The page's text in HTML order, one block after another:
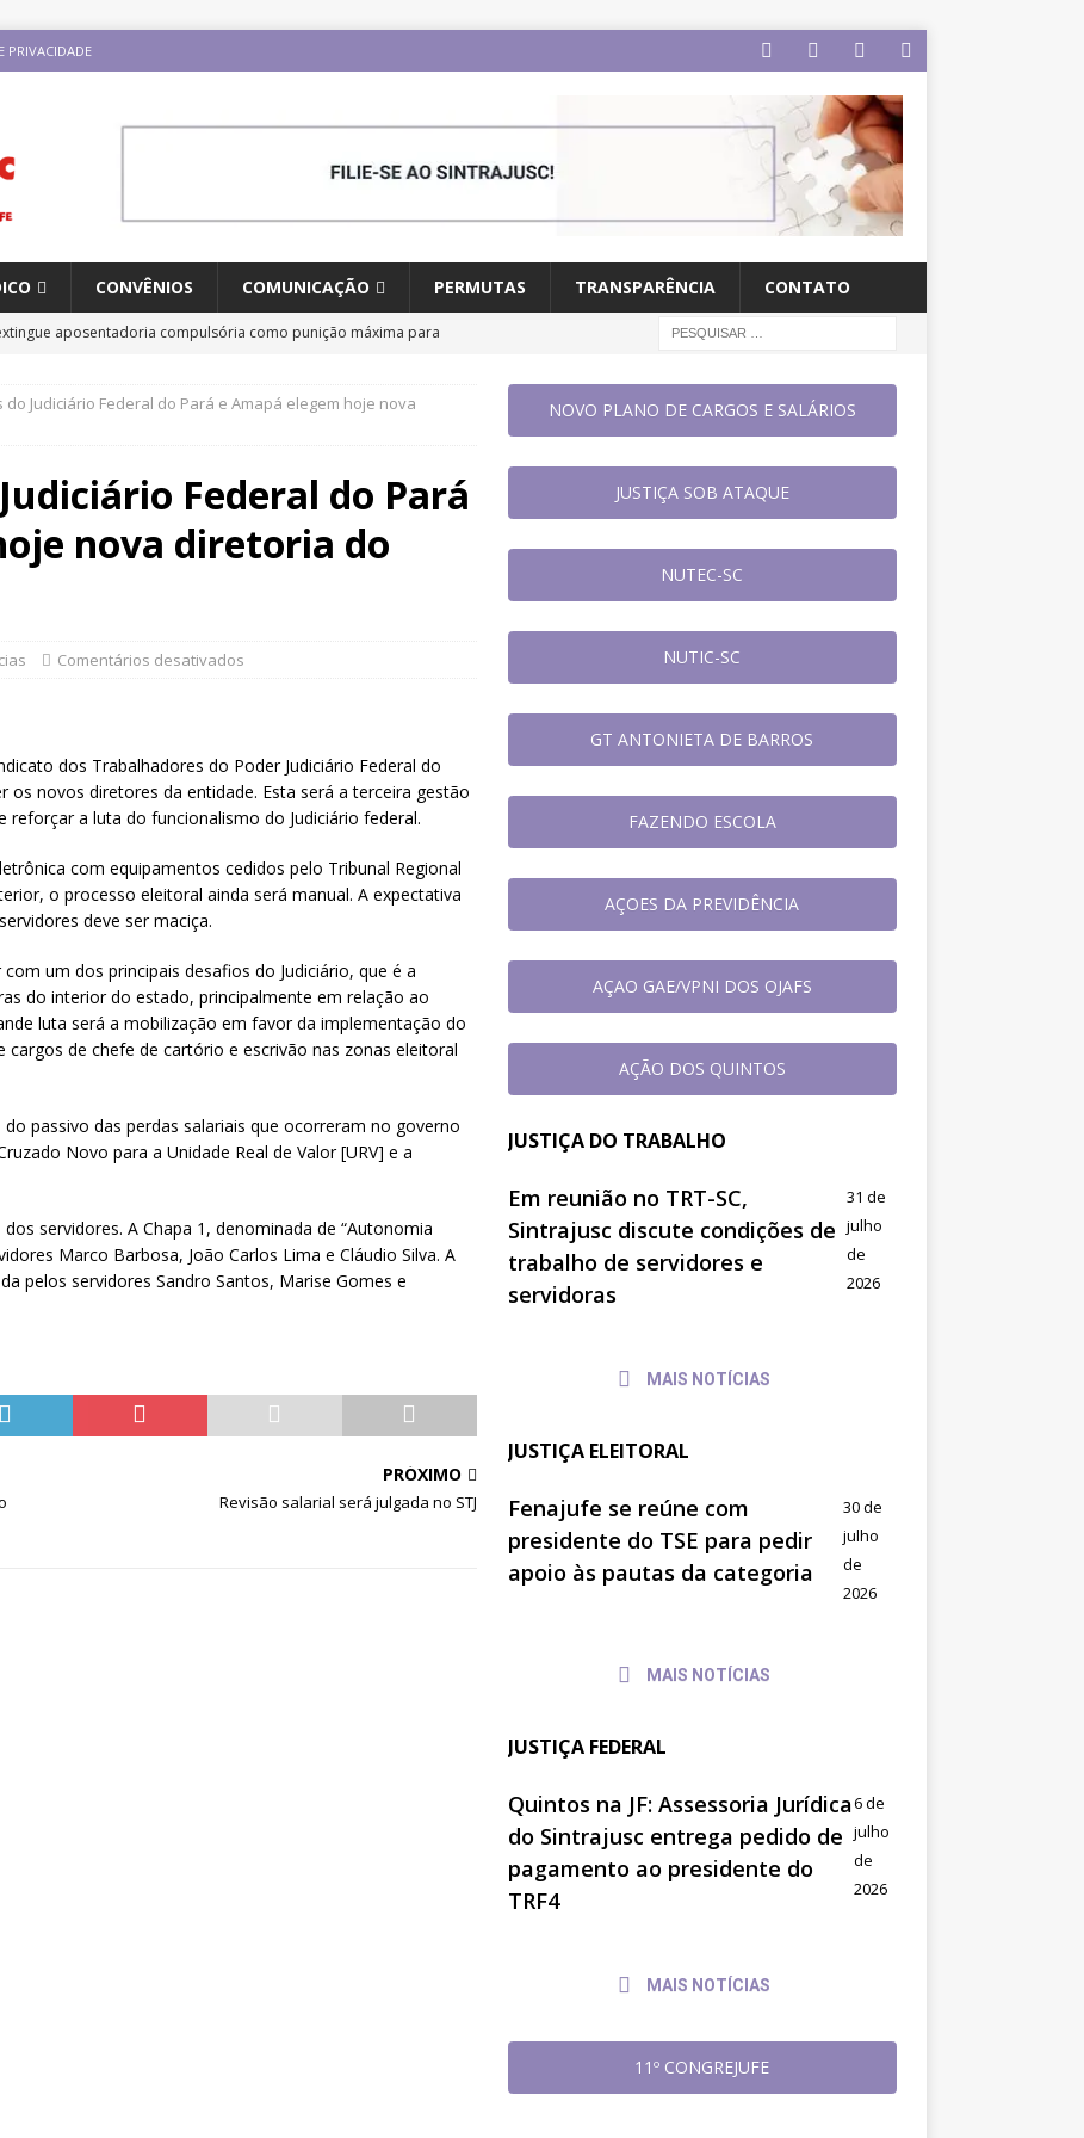
PRIVACIDADE
CONVÊNIOS COMUNICAÇÃO PERMUTAS TRANSPARÊNCIA CONTATO
aposentadoria compulsória como punição máxima para
o aplicativo do Sintrajusc e conheça as funcionalidades disponíveis
Internacional “Ninguém é Ilegal – Migração, Racismo e
na UFSC
DESTAQUES
tem paralisação de duas horas. Veja as orientações do Sintrajusc
Judiciário Federal do Pará e Amapá elegem hoje nova
Federal do Pará
nova diretoria do
Comentários desativados
dos Trabalhadores do Poder Judiciário Federal do
os novos diretores da entidade. Esta será a terceira gestão
a luta do funcionalismo do Judiciário federal.
com equipamentos cedidos pelo Tribunal Regional
o processo eleitoral ainda será manual. A expectativa
deve ser maciça.
um dos principais desafios do Judiciário, que é a
do interior do estado, principalmente em relação ao
luta será a mobilização em favor da implementação do
cargos de chefe de cartório e escrivão nas zonas eleitoral
passivo das perdas salariais que ocorreram no governo
Novo para a Unidade Real de Valor [URV] e a
servidores. A Chapa 1, denominada de “Autonomia
Marco Barbosa, João Carlos Lima e Cláudio Silva. A
pelos servidores Sandro Santos, Marise Gomes e
PRÓXIMO
Revisão salarial será julgada no STJ
NOVO PLANO DE CARGOS E SALÁRIOS
JUSTIÇA SOB ATAQUE
NUTEC-SC
NUTIC-SC
GT ANTONIETA DE BARROS
FAZENDO ESCOLA
AÇOES DA PREVIDÊNCIA
AÇAO GAE/VPNI DOS OJAFS
AÇÃO DOS QUINTOS
JUSTIÇA DO TRABALHO
Em reunião no TRT-SC,
Sintrajusc discute condições de
trabalho de servidores e
servidoras
31 de
julho
de
2026
MAIS NOTÍCIAS
JUSTIÇA ELEITORAL
Fenajufe se reúne com
presidente do TSE para pedir
apoio às pautas da categoria
30 de
julho
de
2026
MAIS NOTÍCIAS
JUSTIÇA FEDERAL
Quintos na JF: Assessoria Jurídica
do Sintrajusc entrega pedido de
pagamento ao presidente do
TRF4
6 de
julho
de
2026
MAIS NOTÍCIAS
11º CONGREJUFE